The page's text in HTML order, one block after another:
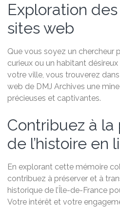
Exploration
sites web
Que vous soyez un chercheur
curieux ou un habitant
votre ville, vous trouverez
web de DMJ Archives une
précieuses et captivantes.
Contribuez à la
de l’histoire en
En explorant cette mémoire
contribuez à préserver et à
historique de l’Île-de-France
Votre intérêt et votre